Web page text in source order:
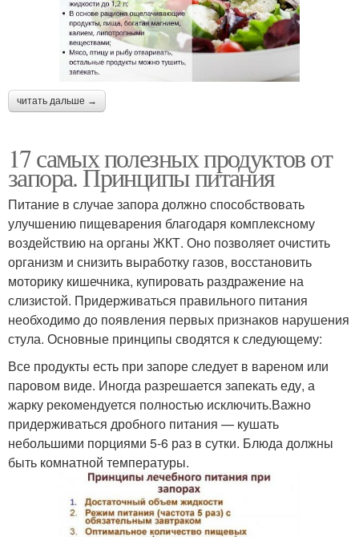
читать дальше →
17 самых полезных продуктов от
запора. Принципы питания
Питание в случае запора должно способствовать
улучшению пищеварения благодаря комплексному
воздействию на органы ЖКТ. Оно позволяет очистить
организм и снизить выработку газов, восстановить
моторику кишечника, купировать раздражение на
слизистой. Придерживаться правильного питания
необходимо до появления первых признаков нарушения
стула. Основные принципы сводятся к следующему:
Все продукты есть при запоре следует в вареном или
паровом виде. Иногда разрешается запекать еду, а
жарку рекомендуется полностью исключить.Важно
придерживаться дробного питания — кушать
небольшими порциями 5-6 раз в сутки. Блюда должны
быть комнатной температуры.